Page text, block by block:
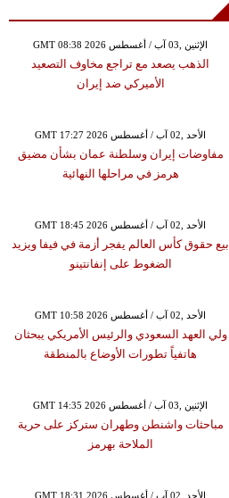
GMT 08:38 2026 الإثنين ,03 آب / أغسطس
الذهب يصعد مع تراجع مخاوف التصعيد
الأميركي ضد إيران
GMT 17:27 2026 الأحد ,02 آب / أغسطس
مفاوضات إيران وسلطنة عمان بشأن مضيق
هرمز في مراحلها النهائية
GMT 18:45 2026 الأحد ,02 آب / أغسطس
بيع حقوق كأس العالم يفجر أزمة في فيفا ويزيد
الضغوط على إنفانتينو
GMT 10:58 2026 الأحد ,02 آب / أغسطس
ولي العهد السعودي والرئيس الأمريكي يبحثان
هاتفياً تطورات الأوضاع بالمنطقة
GMT 14:35 2026 الإثنين ,03 آب / أغسطس
مباحثات واشنطن وطهران ستركز على حرية
الملاحة بهرمز
GMT 18:31 2026 الأحد ,02 آب / أغسطس